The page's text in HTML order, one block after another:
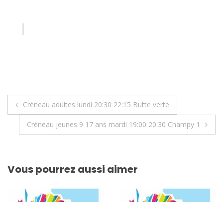
Navigation
Créneau adultes lundi 20:30 22:15 Butte verte
Créneau jeunes 9 17 ans mardi 19:00 20:30 Champy 1
Vous pourrez aussi aimer